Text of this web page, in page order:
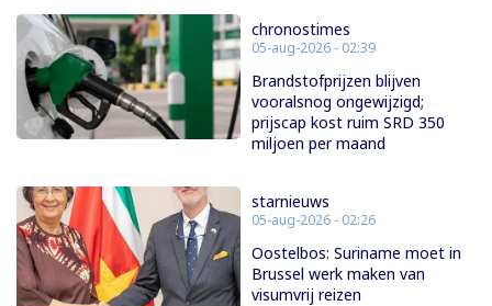
chronostimes
05-aug-2026 - 02:39
Brandstofprijzen blijven
vooralsnog ongewijzigd;
prijscap kost ruim SRD 350
miljoen per maand
starnieuws
05-aug-2026 - 02:26
Oostelbos: Suriname moet in
Brussel werk maken van
visumvrij reizen